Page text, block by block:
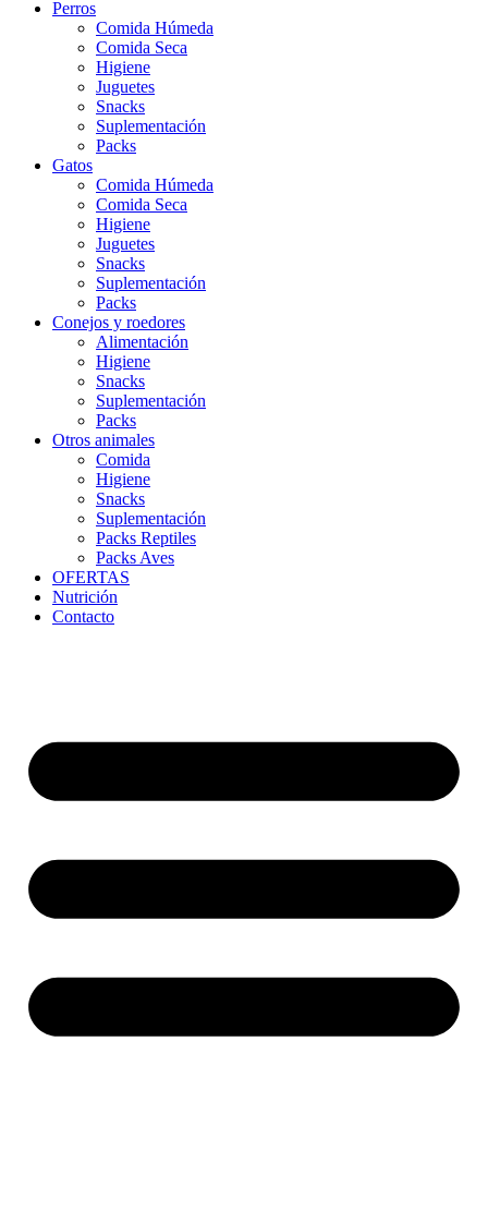
Perros
Comida Húmeda
Comida Seca
Higiene
Juguetes
Snacks
Suplementación
Packs
Gatos
Comida Húmeda
Comida Seca
Higiene
Juguetes
Snacks
Suplementación
Packs
Conejos y roedores
Alimentación
Higiene
Snacks
Suplementación
Packs
Otros animales
Comida
Higiene
Snacks
Suplementación
Packs Reptiles
Packs Aves
OFERTAS
Nutrición
Contacto